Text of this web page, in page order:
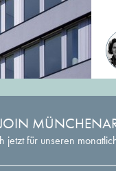
jetzt für unseren